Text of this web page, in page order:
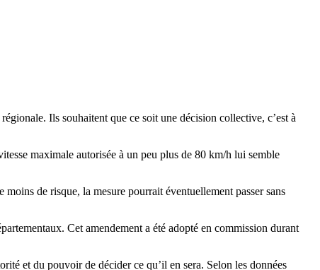
Ils souhaitent que ce soit une décision collective, c’est à
maximale autorisée à un peu plus de 80 km/h lui semble
de risque, la mesure pourrait éventuellement passer sans
Cet amendement a été adopté en commission durant
et du pouvoir de décider ce qu’il en sera. Selon les données